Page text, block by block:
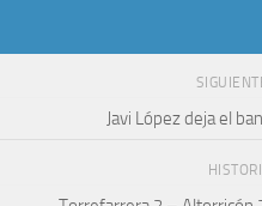
Javi López deja el